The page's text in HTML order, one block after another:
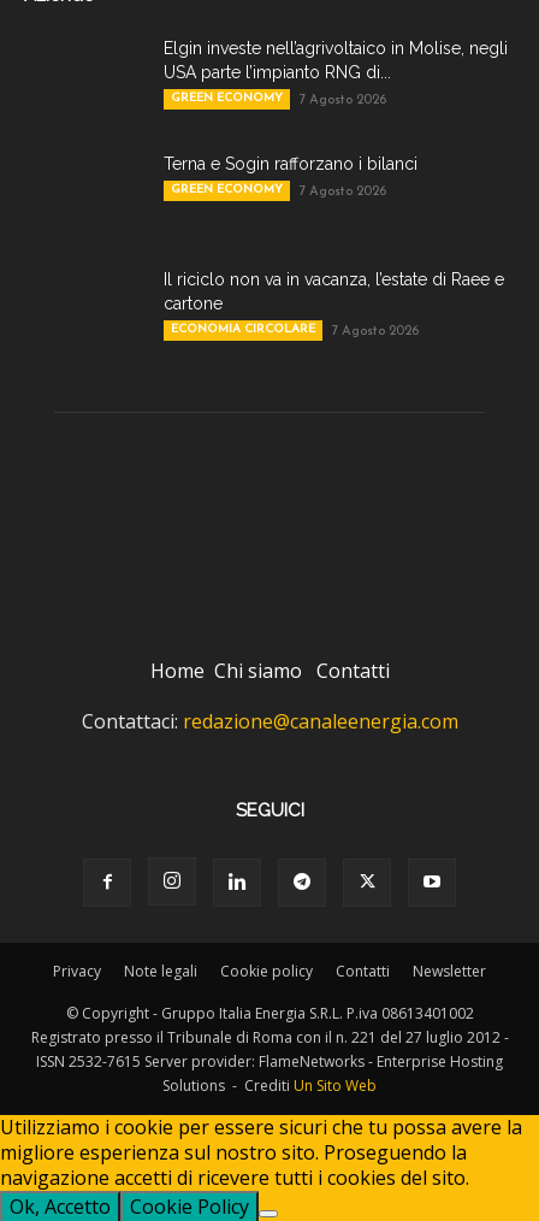
Elgin investe nell’agrivoltaico in Molise, negli
USA parte l’impianto RNG di...
GREEN ECONOMY 7 Agosto 2026
Terna e Sogin rafforzano i bilanci
GREEN ECONOMY 7 Agosto 2026
Il riciclo non va in vacanza, l’estate di Raee e
cartone
ECONOMIA CIRCOLARE 7 Agosto 2026
Home Chi siamo Contatti
Contattaci: redazione@canaleenergia.com
SEGUICI
Privacy Note legali Cookie policy Contatti Newsletter
© Copyright - Gruppo Italia Energia S.R.L. P.iva 08613401002
Registrato presso il Tribunale di Roma con il n. 221 del 27 luglio 2012 -
ISSN 2532-7615 Server provider: FlameNetworks - Enterprise Hosting
Solutions - Crediti Un Sito Web
Utilizziamo i cookie per essere sicuri che tu possa avere la
migliore esperienza sul nostro sito. Proseguendo la
navigazione accetti di ricevere tutti i cookies del sito.
Ok, Accetto
Cookie Policy